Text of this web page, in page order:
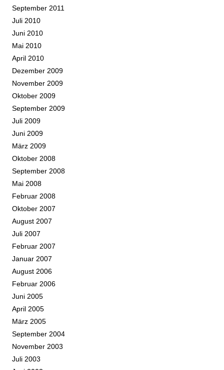
September 2011
Juli 2010
Juni 2010
Mai 2010
April 2010
Dezember 2009
November 2009
Oktober 2009
September 2009
Juli 2009
Juni 2009
März 2009
Oktober 2008
September 2008
Mai 2008
Februar 2008
Oktober 2007
August 2007
Juli 2007
Februar 2007
Januar 2007
August 2006
Februar 2006
Juni 2005
April 2005
März 2005
September 2004
November 2003
Juli 2003